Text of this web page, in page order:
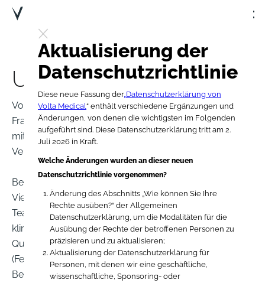
Aktualisierung der
Datenschutzrichtlinie
Diese neue Fassung der„Datenschutzerklärung von
Volta Medical“ enthält verschiedene Ergänzungen und
Änderungen, von denen die wichtigsten im Folgenden
aufgeführt sind. Diese Datenschutzerklärung tritt am 2.
Juli 2026 in Kraft.
Welche Änderungen wurden an dieser neuen
Datenschutzrichtlinie vorgenommen?
Änderung des Abschnitts „Wie können Sie Ihre
Rechte ausüben?“ der Allgemeinen
Datenschutzerklärung, um die Modalitäten für die
Ausübung der Rechte der betroffenen Personen zu
präzisieren und zu aktualisieren;
Aktualisierung der Datenschutzerklärung für
Personen, mit denen wir eine geschäftliche,
wissenschaftliche, Sponsoring- oder
UnserTeam
Volta ist ein internationales Team mit Mitarbeitern in
Frankreich, den USA und Deutschland. Wir haben
mittlerweile über 100 Mitglieder in Europa und den
Vereinigten Staaten.
Bei Volta Medical haben wir das Glück, über eine
Vielzahl unterschiedlicher Teams zu verfügen. Unsere
Teams für Technik, Produktentwicklung, Daten,
klinische und regulatorische Angelegenheiten sowie
Qualität arbeiten hart daran, unsere Geschäftsteams
(Feld- und klinische Entwicklung, Marketing und
Betrieb) zu unterstützen, und werden dabei von den